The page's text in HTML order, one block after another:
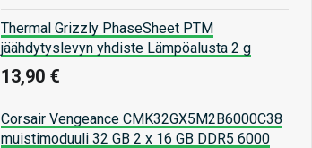
Thermal Grizzly PhaseSheet PTM
jäähdytyslevyn yhdiste Lämpöalusta 2 g
13,90 €
Corsair Vengeance CMK32GX5M2B6000C38
muistimoduuli 32 GB 2 x 16 GB DDR5 6000